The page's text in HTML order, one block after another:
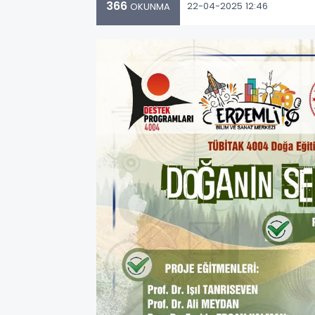
366 OKUNMA 22-04-2025 12:46